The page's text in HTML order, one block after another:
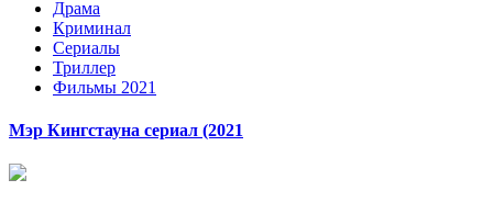
Драма
Криминал
Сериалы
Триллер
Фильмы 2021
Мэр Кингстауна сериал (2021